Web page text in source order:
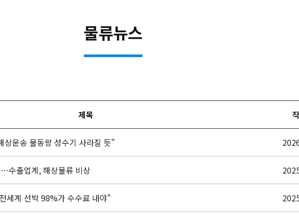
물류뉴스
제목
운송 물동량 성수기 사라질 듯"
수출업계, 해상물류 비상
세계 선박 98%가 수수료 내야"